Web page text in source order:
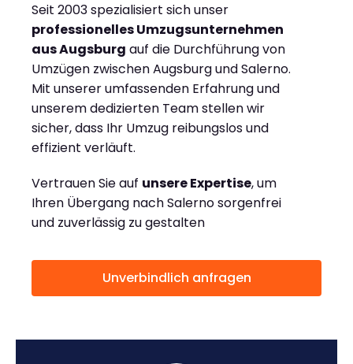
Seit 2003 spezialisiert sich unser
professionelles Umzugsunternehmen
aus Augsburg auf die Durchführung von
Umzügen zwischen Augsburg und Salerno.
Mit unserer umfassenden Erfahrung und
unserem dedizierten Team stellen wir
sicher, dass Ihr Umzug reibungslos und
effizient verläuft.
Vertrauen Sie auf unsere Expertise, um
Ihren Übergang nach Salerno sorgenfrei
und zuverlässig zu gestalten
Unverbindlich anfragen